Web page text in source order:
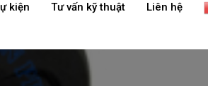
kiện Tư vấn kỹ thuật Liên hệ